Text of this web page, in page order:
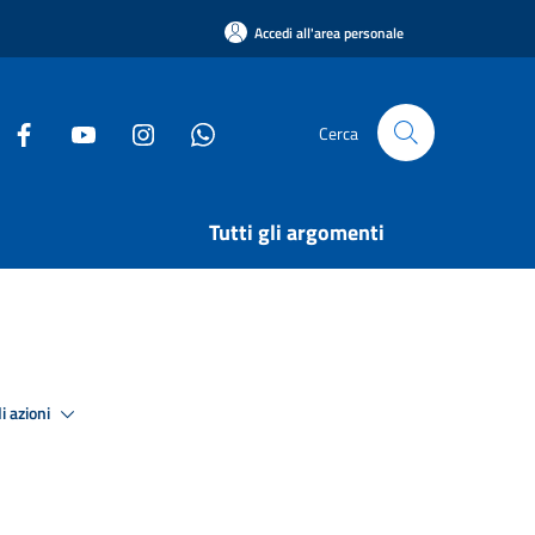
Accedi all'area personale
Cerca
Tutti gli argomenti
azioni